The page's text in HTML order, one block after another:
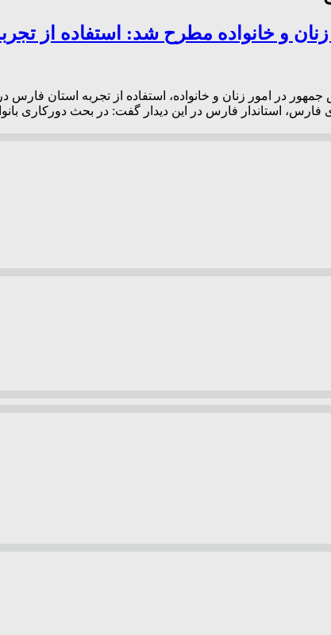
و خانواده مطرح شد: استفاده از
در امور زنان و خانواده، استفاده از تجربه استان
استاندار فارس در این دیدار گفت: در بحث دورکاری